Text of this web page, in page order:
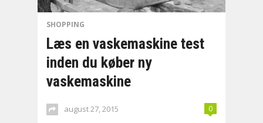
SHOPPING
Læs en vaskemaskine test
inden du køber ny
vaskemaskine
august 27, 2015 0